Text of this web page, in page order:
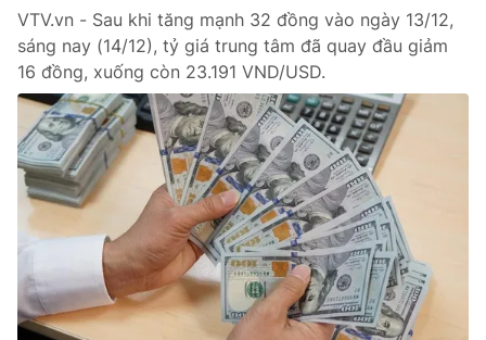
VTV.vn - Sau khi tăng mạnh 32 đồng vào ngày 13/12,
sáng nay (14/12), tỷ giá trung tâm đã quay đầu giảm
16 đồng, xuống còn 23.191 VND/USD.